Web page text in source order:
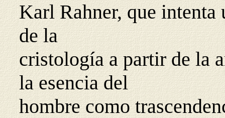
Karl Rahner, que intenta
de la
cristología a partir de la
la esencia del
hombre como